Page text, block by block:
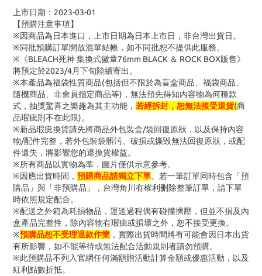
上市日期：2023-03-01
【預購注意事項】
※因商品為日本進口，上市日期為日本上市日，非台灣出貨日。
※同批預購訂單開放混單結帳，如不同批恕不提供此服務。
※《BLEACH死神 集換式徽章76mm BLACK ＆ ROCK BOX販售》
將預定於2023/4月下旬陸續寄出。
※本產品為福袋性質商品(包括但不限於為盲盒商品、福袋商品、
隨機商品、非會員指定商品等)，無法預先得知內容物為何種款
式，抽獎驚喜之樂趣為其主功能， 若經拆封，恕無法接受退貨(商
品瑕疵則不在此限)。
※新品瑕疵換貨請先將商品外包裝盒/袋回復原狀，以及保持內容
物/配件完整，若外包裝袋髒污、破損或撕毀無法回復原狀，或配
件遺失，將影響您的退換貨權益。
※所有商品以實物為準，圖片僅供示意參考。
※因應出貨時間， 預購商品請獨立下單。若一筆訂單同時包含「預
購品」與「非預購品」，台灣角川有權利刪除整筆訂單，請下單
時依照規定配合。
※配送之外箱為耗損物品，運送過程偶有碰撞擠壓，但並不損及內
盒產品完整性，除內容物有瑕疵或損壞之外，恕不接受更換。
※預購品恕不受理退款作業 ，實際出貨時間將有可能會因日本出貨
有所影響，如不能等待或無法配合活動規則者請勿預購。
※此預購品不列入官網任何滿額贈活動計算金額或優惠活動 ，以及
紅利點數折抵。